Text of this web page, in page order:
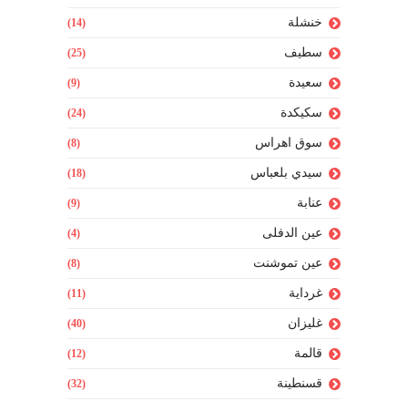
خنشلة (14)
سطيف (25)
سعيدة (9)
سكيكدة (24)
سوق اهراس (8)
سيدي بلعباس (18)
عنابة (9)
عين الدفلى (4)
عين تموشنت (8)
غرداية (11)
غليزان (40)
قالمة (12)
قسنطينة (32)